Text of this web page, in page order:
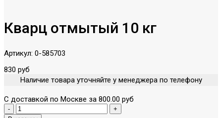
Кварц отмытый 10 кг
Артикул: 0-585703
830 руб
Наличие товара уточняйте у менеджера по телефону
С доставкой по Москве за 800.00 руб